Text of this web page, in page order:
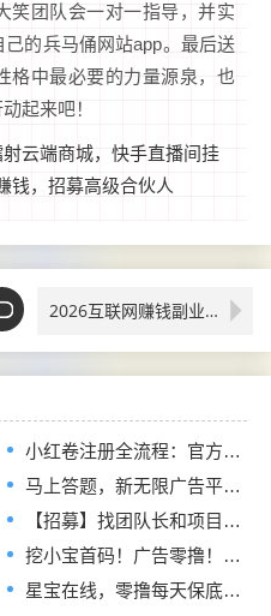
笑团队会一对一指导，并实
的兵马俑网站app。最后送
格中最必要的力量源泉，也
起来吧！
2026互联网赚钱副业，普通人在家可做！抖音黑科技引流软件免费版地址，快手挂铁涨粉丝24小时自助下单平台
小红卷注册全流程：官方指定邀请码，现在加入即可申请开通顶级代理V5权限
马上答题，新无限广告平台全网首发，官方一手直招顶级代理，待遇拉满
【招募】找团队长和项目方，发单接单一起搞钱
挖小宝首码！广告零撸！对接实力团长待遇顶级！
星宝在线，零撸每天保底收益不养机